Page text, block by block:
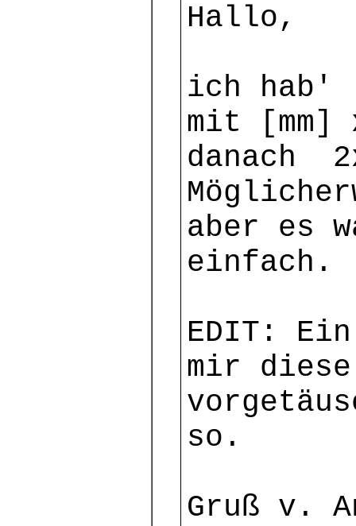
Hallo,
ich hab'
mit [mm]
danach
aber es
einfach.
EDIT:
mir
so.
Gruß v.